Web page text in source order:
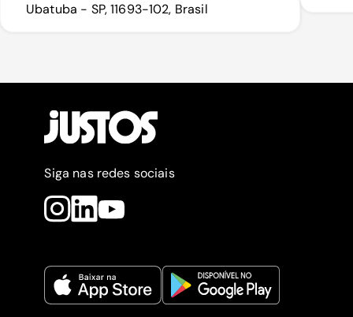
Ubatuba - SP, 11693-102, Brasil
Siga nas redes sociais